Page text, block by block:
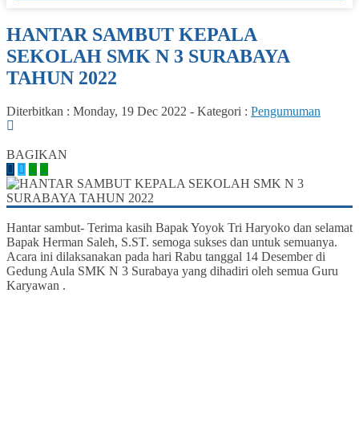
HANTAR SAMBUT KEPALA
SEKOLAH SMK N 3 SURABAYA
TAHUN 2022
Diterbitkan : Monday, 19 Dec 2022 - Kategori : Pengumuman
BAGIKAN
Hantar sambut- Terima kasih Bapak Yoyok Tri Haryoko dan selamat
Bapak Herman Saleh, S.ST. semoga sukses dan untuk semuanya.
Acara ini dilaksanakan pada hari Rabu tanggal 14 Desember di
Gedung Aula SMK N 3 Surabaya yang dihadiri oleh semua Guru
Karyawan .